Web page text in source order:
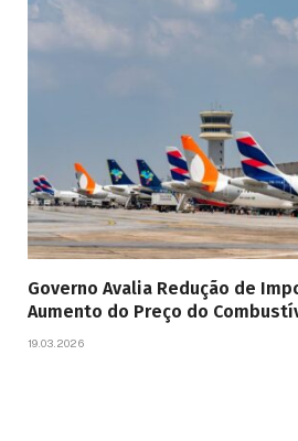
Governo Avalia Redução de
Aumento do Preço do
19.03.2026